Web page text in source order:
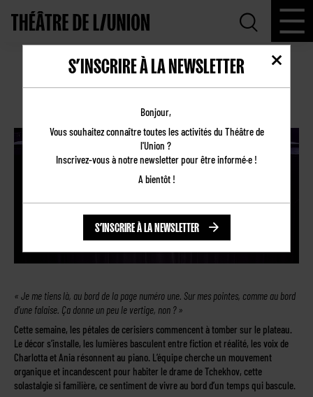
CERISAIELETTER #4 🌸
02.03.2026
« Je me tiens là, au bord de la page numéro une. Sur mes pointes, comme au bord
d’une falaise. Ça donne un peu le vertige, non ? »
Cette semaine, les pétales de cerisiers commencent à tomber sur le plateau.
Le décor s’installe, les lumières basculent entre fiction et réalité, les voix de
Charlotta et Ania résonnent au piano. L’équipe cherche un mouvement
organique et incandescent pour habiter le drame de Tchekhov, cette
solastalgie si familière, ce sentiment de vivre au bord d’un temps qui bascule.
S’INSCRIRE À LA NEWSLETTER
Bonjour,
Vous souhaitez connaître toutes les activités du Théâtre de
l'Union ?
Inscrivez-vous à notre newsletter pour être informé·e !
A bientôt !
S’INSCRIRE À LA NEWSLETTER